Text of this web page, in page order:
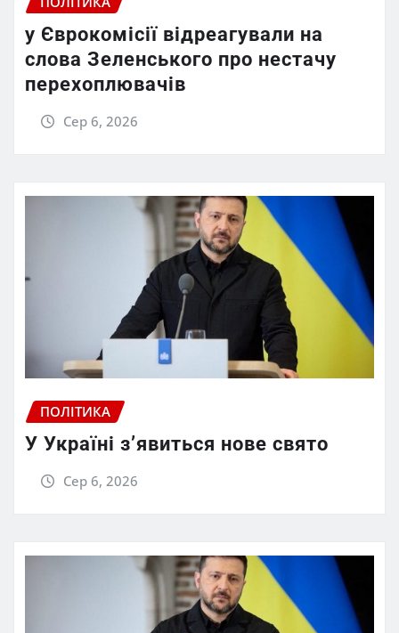
у Єврокомісії відреагували на
слова Зеленського про нестачу
перехоплювачів
Сер 6, 2026
ПОЛІТИКА
У Україні з’явиться нове свято
Сер 6, 2026